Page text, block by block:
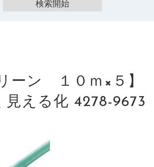
ン １０ｍ×５】
える化 4278-9673